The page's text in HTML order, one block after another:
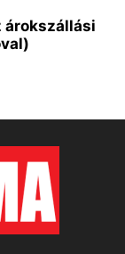
árokszállási